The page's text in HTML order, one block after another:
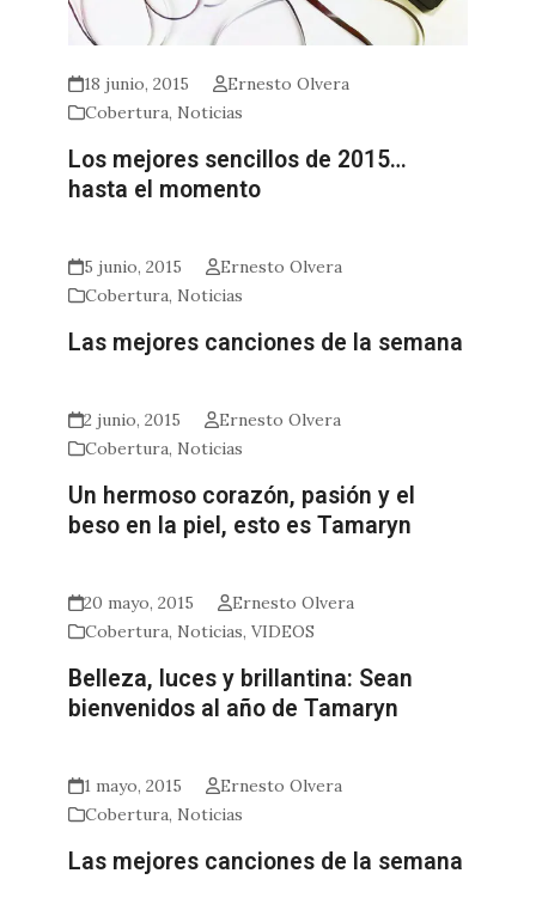
18 junio, 2015
Ernesto Olvera
Cobertura, Noticias
Los mejores sencillos de 2015…
hasta el momento
5 junio, 2015
Ernesto Olvera
Cobertura, Noticias
Las mejores canciones de la semana
2 junio, 2015
Ernesto Olvera
Cobertura, Noticias
Un hermoso corazón, pasión y el
beso en la piel, esto es Tamaryn
20 mayo, 2015
Ernesto Olvera
Cobertura, Noticias,VIDEOS
Belleza, luces y brillantina: Sean
bienvenidos al año de Tamaryn
1 mayo, 2015
Ernesto Olvera
Cobertura, Noticias
Las mejores canciones de la semana